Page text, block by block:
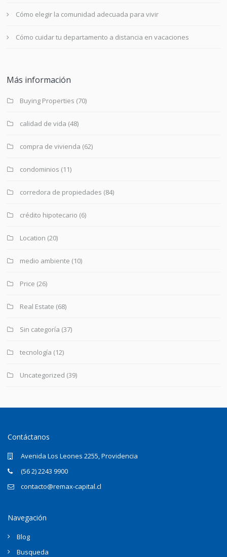
Cómo elegir la comunidad adecuada para vivir
Cómo cuidar tu departamento a distancia en vacaciones
Más información
Buying Properties (70)
calidad de vida (48)
compra de vivienda (62)
condominios (11)
corredora de propiedades (84)
crédito hipotecario (6)
Location (20)
medio ambiente (10)
Price (26)
Real Estate (68)
Sin categoría (37)
tecnología (12)
Uncategorized (39)
Contáctanos
Avenida Los Leones 2255, Providencia
(56 2) 2243 9900
contacto@remax-capital.cl
Navegación
Blog
Busqueda